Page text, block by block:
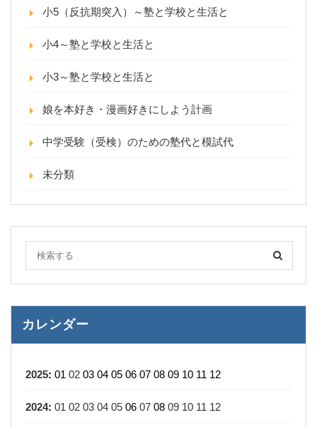
小5（反抗期突入）～塾と学校と生活と
小4～塾と学校と生活と
小3～塾と学校と生活と
娘を本好き・漫画好きにしよう計画
中学受験（受検）のための塾代と模試代
未分類
カレンダー
2025: 01 02 03 04 05 06 07 08 09 10 11 12
2024: 01 02 03 04 05 06 07 08 09 10 11 12